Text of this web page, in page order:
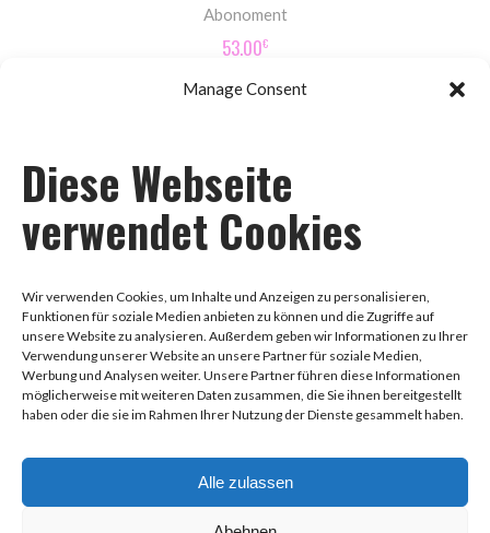
Manage Consent
Diese Webseite
verwendet Cookies
Wir verwenden Cookies, um Inhalte und Anzeigen zu personalisieren,
Funktionen für soziale Medien anbieten zu können und die Zugriffe auf
unsere Website zu analysieren. Außerdem geben wir Informationen zu Ihrer
Verwendung unserer Website an unsere Partner für soziale Medien,
Werbung und Analysen weiter. Unsere Partner führen diese Informationen
möglicherweise mit weiteren Daten zusammen, die Sie ihnen bereitgestellt
haben oder die sie im Rahmen Ihrer Nutzung der Dienste gesammelt haben.
Alle zulassen
Abonoment
53.00€
Impressum
Datenschutz
AGB
Hauptstraße 97, 68259 Mannheim